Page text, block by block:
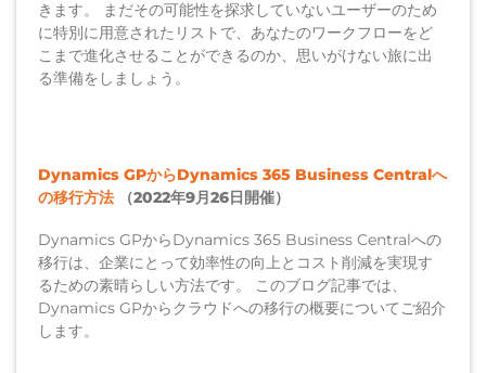
きます。 まだその可能性を探求していないユーザーのため
に特別に用意されたリストで、あなたのワークフローをど
こまで進化させることができるのか、思いがけない旅に出
る準備をしましょう。
Dynamics GPからDynamics 365 Business Centralへ
の移行方法
（2022年9月26日開催）
Dynamics GPからDynamics 365 Business Centralへの
移行は、企業にとって効率性の向上とコスト削減を実現す
るための素晴らしい方法です。 このブログ記事では、
Dynamics GPからクラウドへの移行の概要についてご紹介
します。